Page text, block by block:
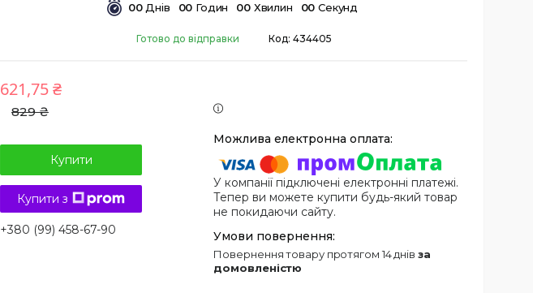
00 Днів 00 Годин 00 Хвилин 00 Секунд
Готово до відправки Код: 434405
829 ₴
621,75 ₴
Купити
Купити з
+380 (99) 458-67-90
У компанії підключені електронні платежі.
Тепер ви можете купити будь-який товар
не покидаючи сайту.
повернення товару протягом 14 днів за
домовленістю